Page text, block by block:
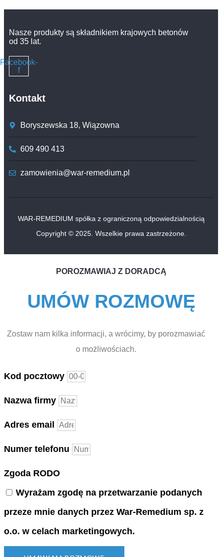
Nasze produkty są składnikiem krajowych betonów
od 35 lat.
Facebook-
f
Kontakt
Boryszewska 18, Wiązowna
609 490 413
zamowienia@war-remedium.pl
WAR-REMEDIUM spółka z ograniczoną odpowiedzialnością
Copyright © 2025. Wszelkie prawa zastrzeżone.
POROZMAWIAJ Z DORADCĄ
UMÓW ROZMOWĘ
Zostaw nam kilka informacji, a wrócimy, by porozmawiać
o możliwościach.
Kod pocztowy
Nazwa firmy
Adres email
Numer telefonu
Zgoda RODO
Wyrażam zgodę na przetwarzanie podanych
przeze mnie danych przez War-Remedium sp. z
o.o. w celach marketingowych.